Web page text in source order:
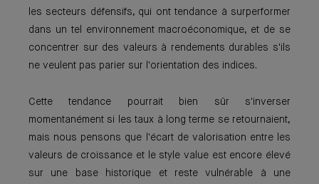
les secteurs défensifs, qui ont tendance à surperformer
dans un tel environnement macroéconomique, et de se
concentrer sur des valeurs à rendements durables s'ils
ne veulent pas parier sur l'orientation des indices.
Cette tendance pourrait bien sûr s'inverser
momentanément si les taux à long terme se retournaient,
mais nous pensons que l'écart de valorisation entre les
valeurs de croissance et le style value est encore élevé
sur une base historique et reste vulnérable à une